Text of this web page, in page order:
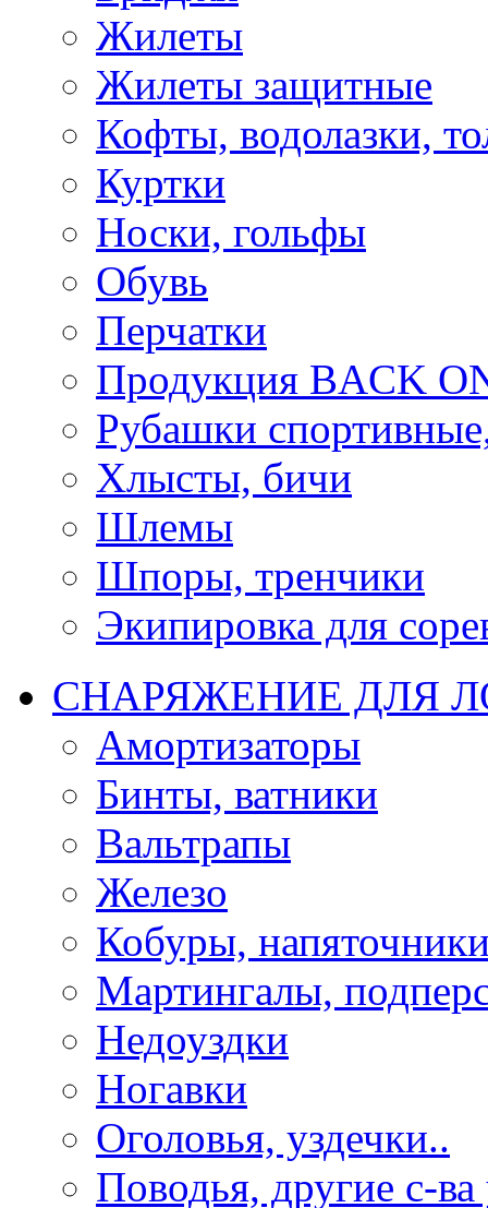
Жилеты
Жилеты защитные
Кофты, водолазки,
Куртки
Носки, гольфы
Обувь
Перчатки
Продукция BACK
Рубашки
Хлысты, бичи
Шлемы
Шпоры, тренчики
Экипировка для
СНАРЯЖЕНИЕ ДЛЯ
Амортизаторы
Бинты, ватники
Вальтрапы
Железо
Кобуры,
Мартингалы,
Недоуздки
Ногавки
Оголовья, уздечки..
Поводья, другие с-